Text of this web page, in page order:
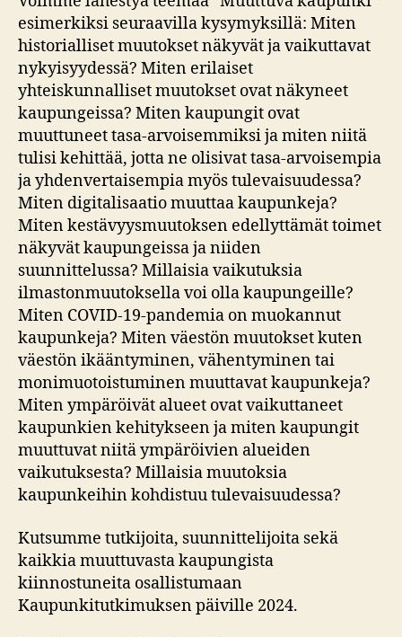
esimerkiksi seuraavilla kysymyksillä: Miten
historialliset muutokset näkyvät ja vaikuttavat
nykyisyydessä? Miten erilaiset
yhteiskunnalliset muutokset ovat näkyneet
kaupungeissa? Miten kaupungit ovat
muuttuneet tasa-arvoisemmiksi ja miten niitä
tulisi kehittää, jotta ne olisivat tasa-arvoisempia
ja yhdenvertaisempia myös tulevaisuudessa?
Miten digitalisaatio muuttaa kaupunkeja?
Miten kestävyysmuutoksen edellyttämät toimet
näkyvät kaupungeissa ja niiden
suunnittelussa? Millaisia vaikutuksia
ilmastonmuutoksella voi olla kaupungeille?
Miten COVID-19-pandemia on muokannut
kaupunkeja? Miten väestön muutokset kuten
väestön ikääntyminen, vähentyminen tai
monimuotoistuminen muuttavat kaupunkeja?
Miten ympäröivät alueet ovat vaikuttaneet
kaupunkien kehitykseen ja miten kaupungit
muuttuvat niitä ympäröivien alueiden
vaikutuksesta? Millaisia muutoksia
kaupunkeihin kohdistuu tulevaisuudessa?
Kutsumme tutkijoita, suunnittelijoita sekä
kaikkia muuttuvasta kaupungista
kiinnostuneita osallistumaan
Kaupunkitutkimuksen päiville 2024.